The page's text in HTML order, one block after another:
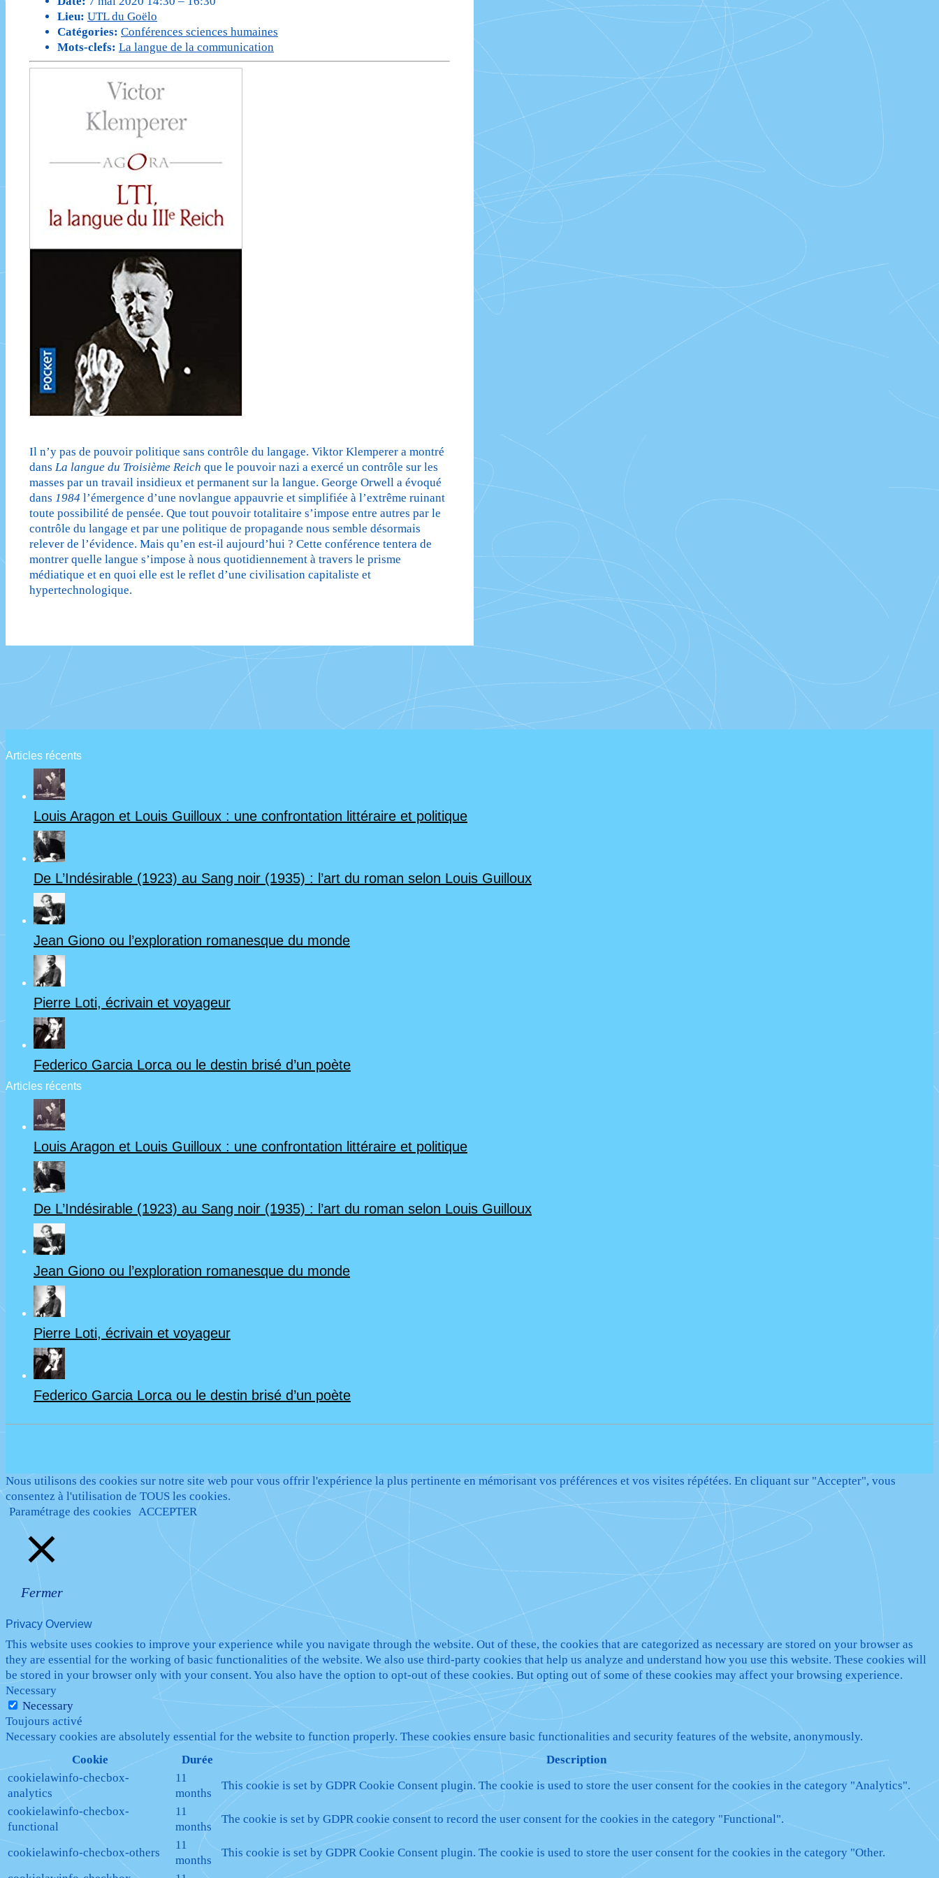
Lieu: UTL du Goëlo
Catégories: Conférences sciences humaines
Mots-clefs: La langue de la communication
Il n’y pas de pouvoir politique sans contrôle du langage. Viktor Klemperer a montré
dans La langue du Troisième Reich que le pouvoir nazi a exercé un contrôle sur les
masses par un travail insidieux et permanent sur la langue. George Orwell a évoqué
dans 1984 l’émergence d’une novlangue appauvrie et simplifiée à l’extrême ruinant
toute possibilité de pensée. Que tout pouvoir totalitaire s’impose entre autres par le
contrôle du langage et par une politique de propagande nous semble désormais
relever de l’évidence. Mais qu’en est-il aujourd’hui ? Cette conférence tentera de
montrer quelle langue s’impose à nous quotidiennement à travers le prisme
médiatique et en quoi elle est le reflet d’une civilisation capitaliste et
hypertechnologique.
Articles récents
Louis Aragon et Louis Guilloux : une confrontation littéraire et politique
De L’Indésirable (1923) au Sang noir (1935) : l’art du roman selon Louis Guilloux
Jean Giono ou l’exploration romanesque du monde
Pierre Loti, écrivain et voyageur
Federico Garcia Lorca ou le destin brisé d’un poète
Articles récents
Louis Aragon et Louis Guilloux : une confrontation littéraire et politique
De L’Indésirable (1923) au Sang noir (1935) : l’art du roman selon Louis Guilloux
Jean Giono ou l’exploration romanesque du monde
Pierre Loti, écrivain et voyageur
Federico Garcia Lorca ou le destin brisé d’un poète
Nous utilisons des cookies sur notre site web pour vous offrir l'expérience la plus pertinente en mémorisant vos préférences et vos visites répétées. En cliquant sur "Accepter", vous
consentez à l'utilisation de TOUS les cookies.
Paramétrage des cookies ACCEPTER
Fermer
Privacy Overview
This website uses cookies to improve your experience while you navigate through the website. Out of these, the cookies that are categorized as necessary are stored on your browser as
they are essential for the working of basic functionalities of the website. We also use third-party cookies that help us analyze and understand how you use this website. These cookies will
be stored in your browser only with your consent. You also have the option to opt-out of these cookies. But opting out of some of these cookies may affect your browsing experience.
Necessary
Necessary
Toujours activé
Necessary cookies are absolutely essential for the website to function properly. These cookies ensure basic functionalities and security features of the website, anonymously.
Cookie
Durée
Description
cookielawinfo-checbox-
analytics
11
months
This cookie is set by GDPR Cookie Consent plugin. The cookie is used to store the user consent for the cookies in the category "Analytics".
cookielawinfo-checbox-
functional
11
months
The cookie is set by GDPR cookie consent to record the user consent for the cookies in the category "Functional".
cookielawinfo-checbox-others
11
months
This cookie is set by GDPR Cookie Consent plugin. The cookie is used to store the user consent for the cookies in the category "Other.